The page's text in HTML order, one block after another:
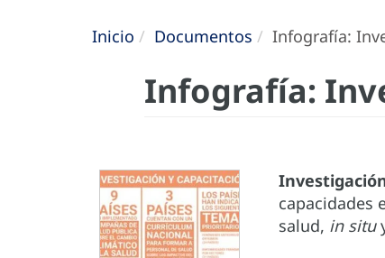
Inicio Documentos Infografía:
Infografía:
capacidades
salud, in situ